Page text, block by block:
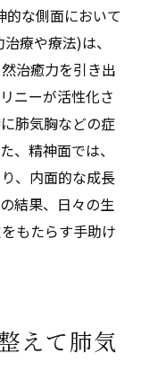
な側面において
療や療法)は、
治癒力を引き出
ニーが活性化さ
肺気胸などの症
、精神面では、
、内面的な成長
結果、日々の生
もたらす手助け
えて肺気